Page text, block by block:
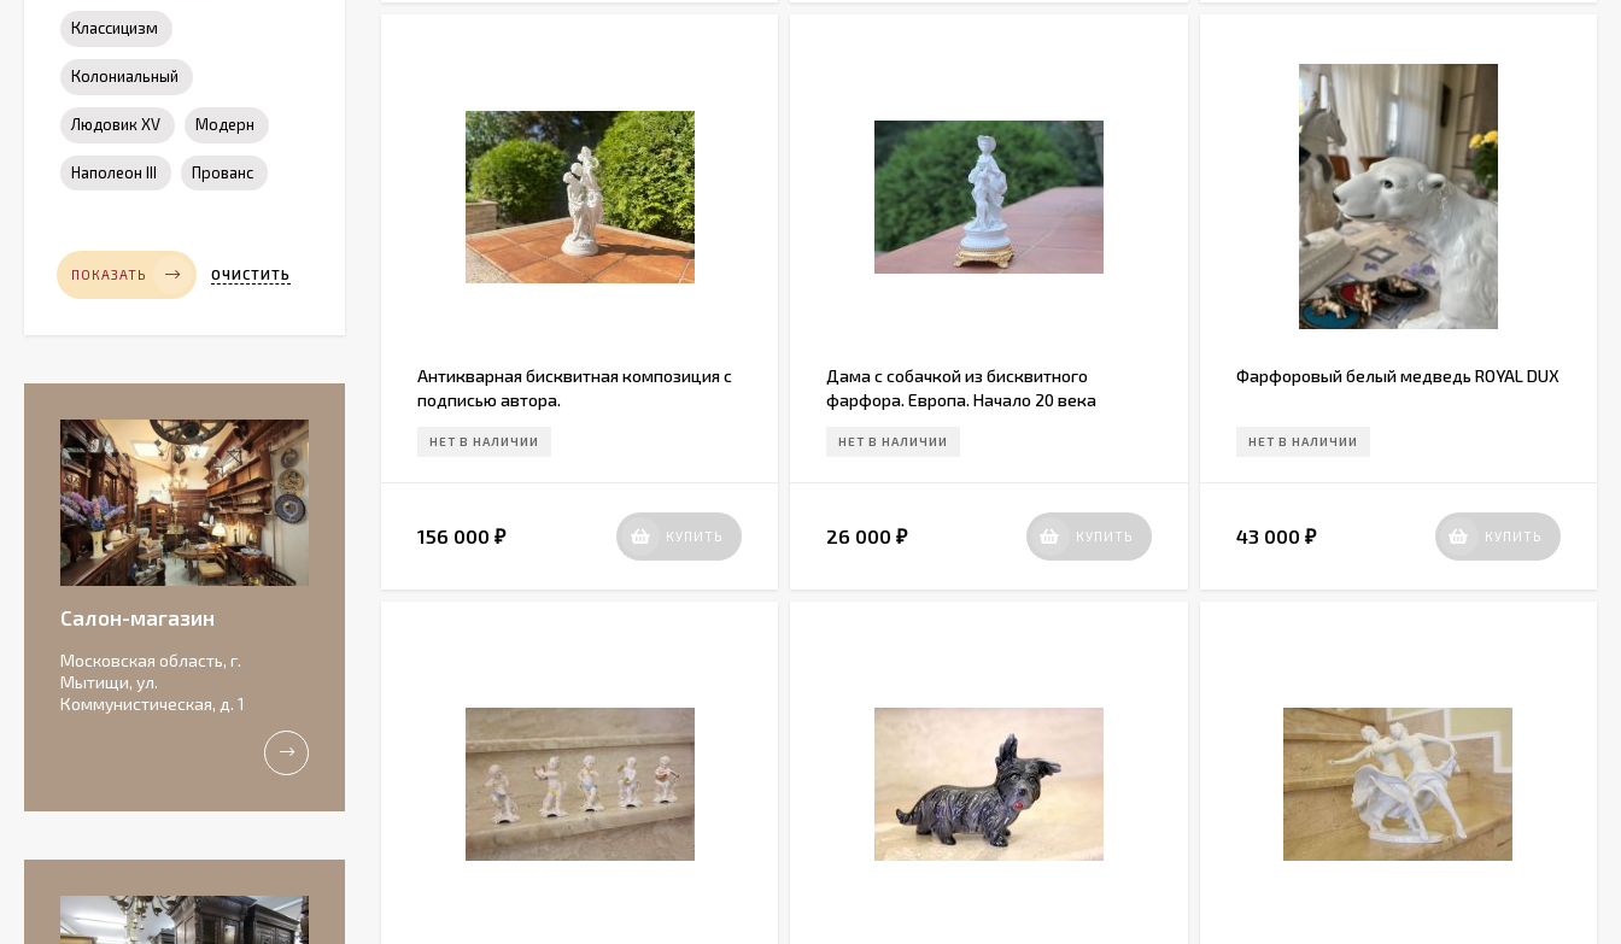
Антикварная бисквитная композиция с
подписью автора.
НЕТ В НАЛИЧИИ
156 000 ₽ КУПИТЬ
Дама с собачкой из бисквитного
фарфора. Европа. Начало 20 века
НЕТ В НАЛИЧИИ
26 000₽ КУПИТЬ
Фарфоровый белый медведь ROYAL DUX
НЕТ В НАЛИЧИИ
43 000 ₽ КУПИТЬ
Классицизм
Колониальный
Людовик XV Модерн
Наполеон III Прованс
ПОКАЗАТЬ ОЧИСТИТЬ
Салон-магазин
Московская область, г.
Мытищи, ул.
Коммунистическая, д. 1